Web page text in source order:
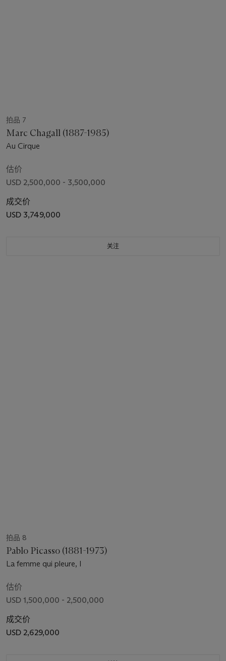
拍品 7
Marc Chagall (1887-1985)
Au Cirque
估价
USD 2,500,000 - 3,500,000
成交价
USD 3,749,000
关注
拍品 8
Pablo Picasso (1881-1973)
La femme qui pleure, I
估价
USD 1,500,000 - 2,500,000
成交价
USD 2,629,000